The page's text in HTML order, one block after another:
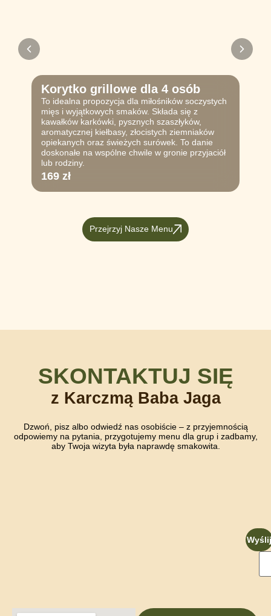
Korytko grillowe dla 4 osób
To idealna propozycja dla miłośników soczystych
mięs i wyjątkowych smaków. Składa się z
kawałków karkówki, pysznych szaszłyków,
aromatycznej kiełbasy, złocistych ziemniaków
opiekanych oraz świeżych surówek. To danie
doskonałe na wspólne chwile w gronie przyjaciół
lub rodziny.
169 zł
Przejrzyj Nasze Menu
SKONTAKTUJ SIĘ
z Karczmą Baba Jaga
Dzwoń, pisz albo odwiedź nas osobiście – z przyjemnością
odpowiemy na pytania, przygotujemy menu dla grup i zadbamy,
aby Twoja wizyta była naprawdę smakowita.
Wyślij